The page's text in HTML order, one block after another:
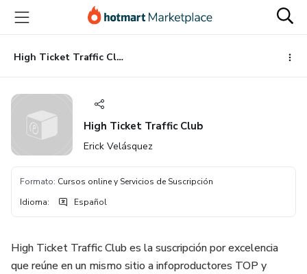
principal
página
de
página
High Ticket Traffic Club
High Ticket Traffic Club
Erick Velásquez
Formato: Cursos online y Servicios de Suscripción
Idioma: Español
High Ticket Traffic Club es la suscripción por excelencia
que reúne en un mismo sitio a infoproductores TOP y